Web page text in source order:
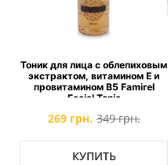
Тоник для лица с облепиховым
экстрактом, витамином Е и
провитамином B5 Famirel
Facial Tonic
269 грн. 349 грн.
КУПИТЬ